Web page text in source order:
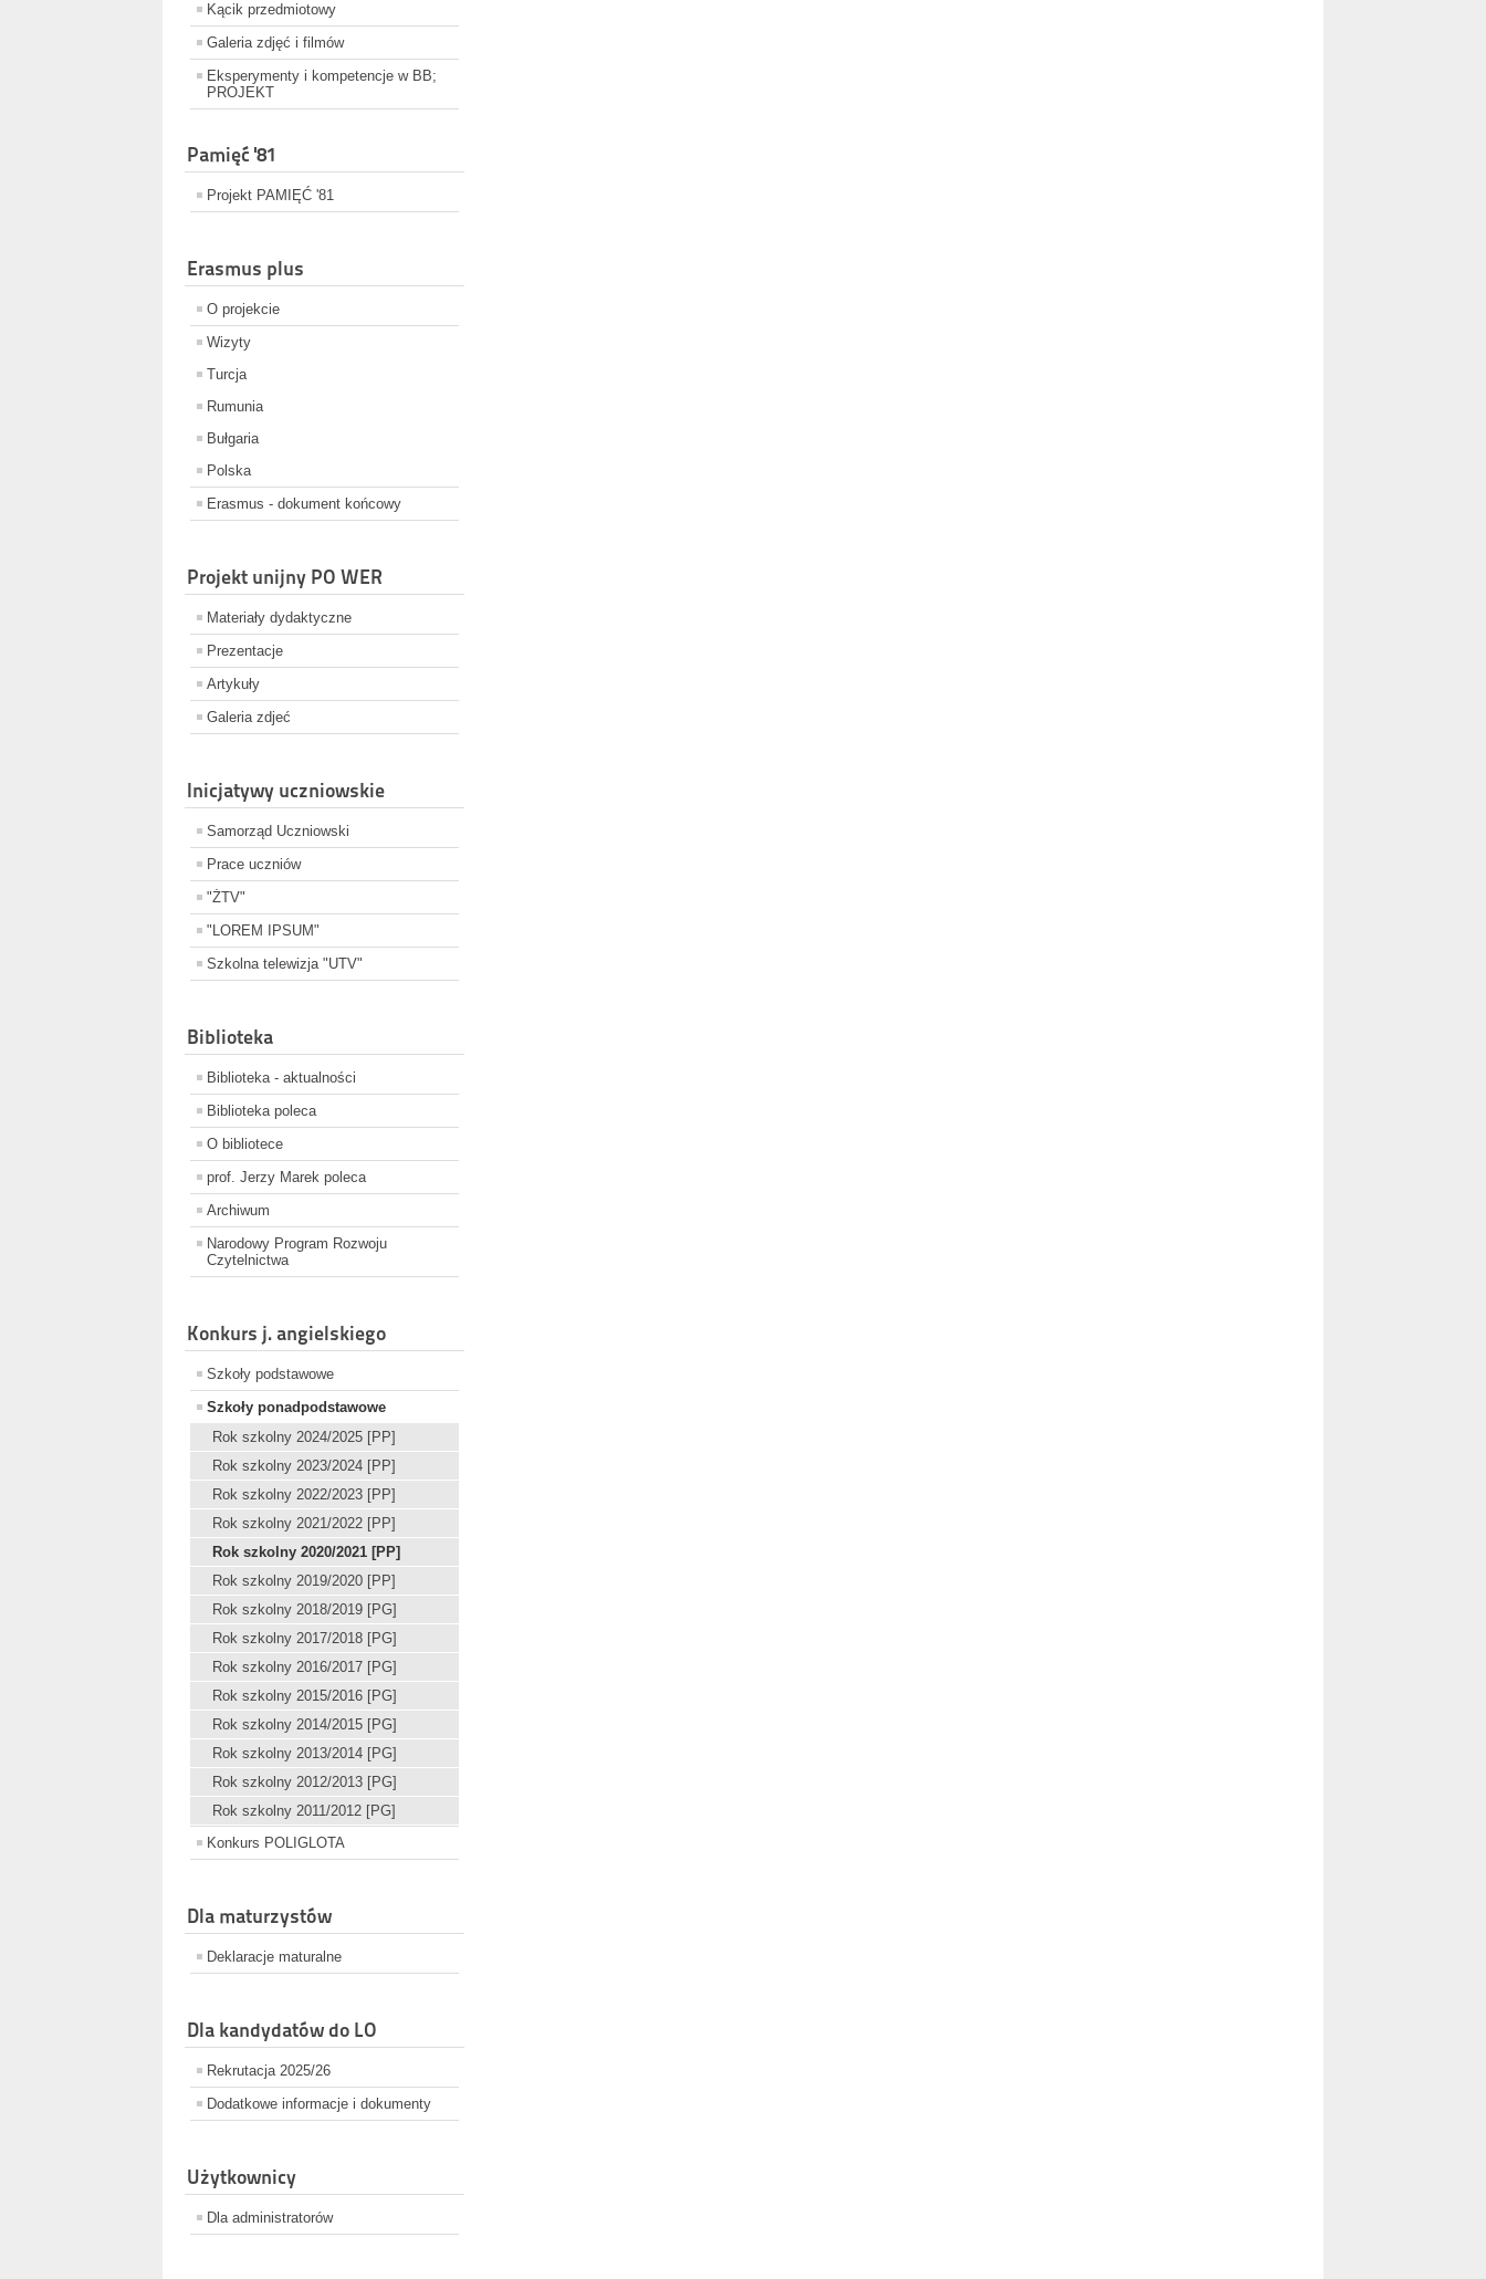
Kącik przedmiotowy
Galeria zdjęć i filmów
Eksperymenty i kompetencje w BB;
PROJEKT
Pamięć '81
Projekt PAMIĘĆ '81
Erasmus plus
O projekcie
Wizyty
Turcja
Rumunia
Bułgaria
Polska
Erasmus - dokument końcowy
Projekt unijny PO WER
Materiały dydaktyczne
Prezentacje
Artykuły
Galeria zdjeć
Inicjatywy uczniowskie
Samorząd Uczniowski
Prace uczniów
"ŻTV"
"LOREM IPSUM"
Szkolna telewizja "UTV"
Biblioteka
Biblioteka - aktualności
Biblioteka poleca
O bibliotece
prof. Jerzy Marek poleca
Archiwum
Narodowy Program Rozwoju
Czytelnictwa
Konkurs j. angielskiego
Szkoły podstawowe
Szkoły ponadpodstawowe
Rok szkolny 2024/2025 [PP]
Rok szkolny 2023/2024 [PP]
Rok szkolny 2022/2023 [PP]
Rok szkolny 2021/2022 [PP]
Rok szkolny 2020/2021 [PP]
Rok szkolny 2019/2020 [PP]
Rok szkolny 2018/2019 [PG]
Rok szkolny 2017/2018 [PG]
Rok szkolny 2016/2017 [PG]
Rok szkolny 2015/2016 [PG]
Rok szkolny 2014/2015 [PG]
Rok szkolny 2013/2014 [PG]
Rok szkolny 2012/2013 [PG]
Rok szkolny 2011/2012 [PG]
Konkurs POLIGLOTA
Dla maturzystów
Deklaracje maturalne
Dla kandydatów do LO
Rekrutacja 2025/26
Dodatkowe informacje i dokumenty
Użytkownicy
Dla administratorów